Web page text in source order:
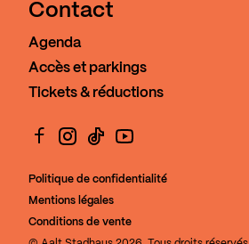
Contact
Agenda
Accès et parkings
Tickets & réductions
Politique de confidentialité
Mentions légales
Conditions de vente